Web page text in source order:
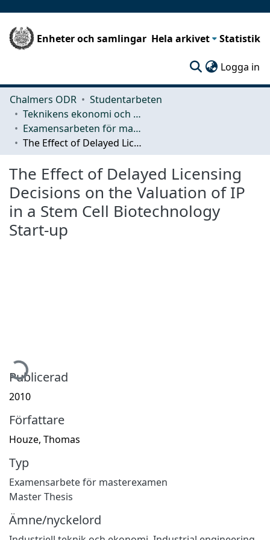
Enheter och samlingar Hela arkivet Statistik
Logga in
Chalmers ODR
Studentarbeten
Teknikens ekonomi och organisation
Examensarbeten för masterexamen
The Effect of Delayed Licensing Decisions on the Valuation of IP in a Stem Cell Biotechnology Start-up
The Effect of Delayed Licensing
Decisions on the Valuation of IP
in a Stem Cell Biotechnology
Start-up
Publicerad
2010
Författare
Houze, Thomas
Typ
Examensarbete för masterexamen
Master Thesis
Ämne/nyckelord